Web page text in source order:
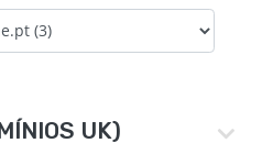
UK)